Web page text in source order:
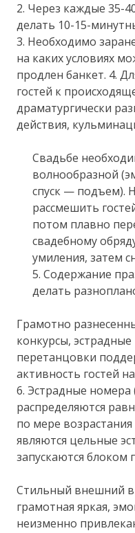
2. Через каждые 35-
делать 10-15-
3. Необходимо
на каких условиях
продлен банкет. 4.
гостей к
драматургически
действия,
Свадьбе
волнообразной
спуск — подъем).
рассмешить
потом плавно
свадебному
умиления, затем
5. Содержание
делать
Грамотно
конкурсы,
перетанцовки
активность гостей
6. Эстрадные номера
распределяются
по мере
являются цельные
запускаются блоком
Стильный внешний
грамотная яркая,
неизменно